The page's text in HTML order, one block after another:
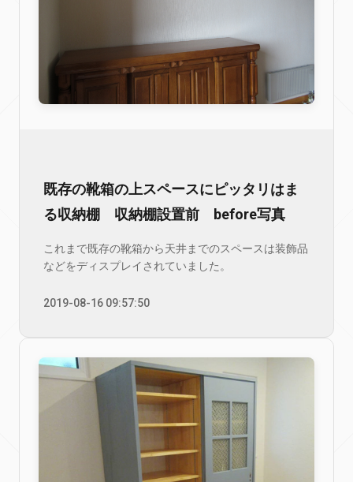
既存の靴箱の上スペースにピッタリはま
る収納棚 収納棚設置前 before写真
これまで既存の靴箱から天井までのスペースは装飾品
などをディスプレイされていました。
2019-08-16 09:57:50